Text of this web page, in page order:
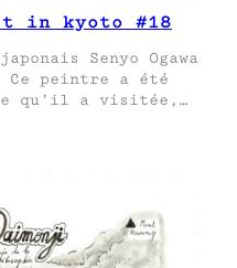
in kyoto #18
Senyo Ogawa
Ce peintre a été
qu’il a visitée,…